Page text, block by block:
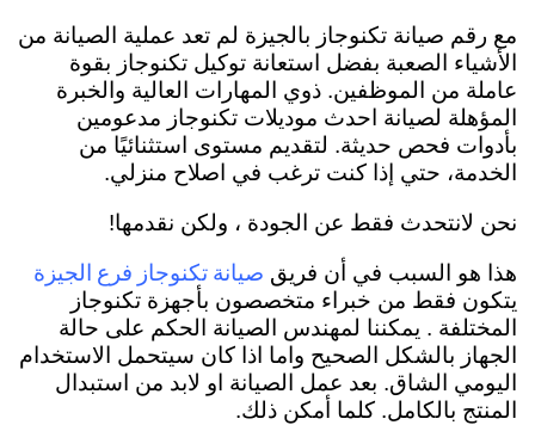
مع رقم صيانة تكنوجاز بالجيزة لم تعد عملية الصيانة من
الأشياء الصعبة بفضل استعانة توكيل تكنوجاز بقوة
عاملة من الموظفين. ذوي المهارات العالية والخبرة
المؤهلة لصيانة احدث موديلات تكنوجاز مدعومين
بأدوات فحص حديثة. لتقديم مستوى استثنائيًا من
الخدمة، حتي إذا كنت ترغب في اصلاح منزلي.
نحن لانتحدث فقط عن الجودة ، ولكن نقدمها!
هذا هو السبب في أن فريق صيانة تكنوجاز فرع الجيزة
يتكون فقط من خبراء متخصصون بأجهزة تكنوجاز
المختلفة . يمكننا لمهندس الصيانة الحكم على حالة
الجهاز بالشكل الصحيح واما اذا كان سيتحمل الاستخدام
اليومي الشاق. بعد عمل الصيانة او لابد من استبدال
المنتج بالكامل. كلما أمكن ذلك.